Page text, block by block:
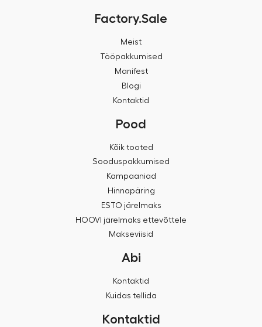
Factory.Sale
Meist
Tööpakkumised
Manifest
Blogi
Kontaktid
Pood
Kõik tooted
Sooduspakkumised
Kampaaniad
Hinnapäring
ESTO järelmaks
HOOVI järelmaks ettevõttele
Makseviisid
Abi
Kontaktid
Kuidas tellida
Kontaktid